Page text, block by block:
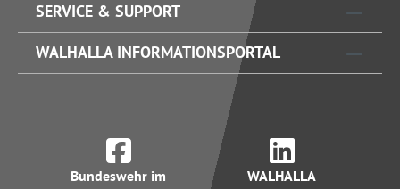
SERVICE & SUPPORT
WALHALLA INFORMATIONSPORTAL
Bundeswehr im
WALHALLA